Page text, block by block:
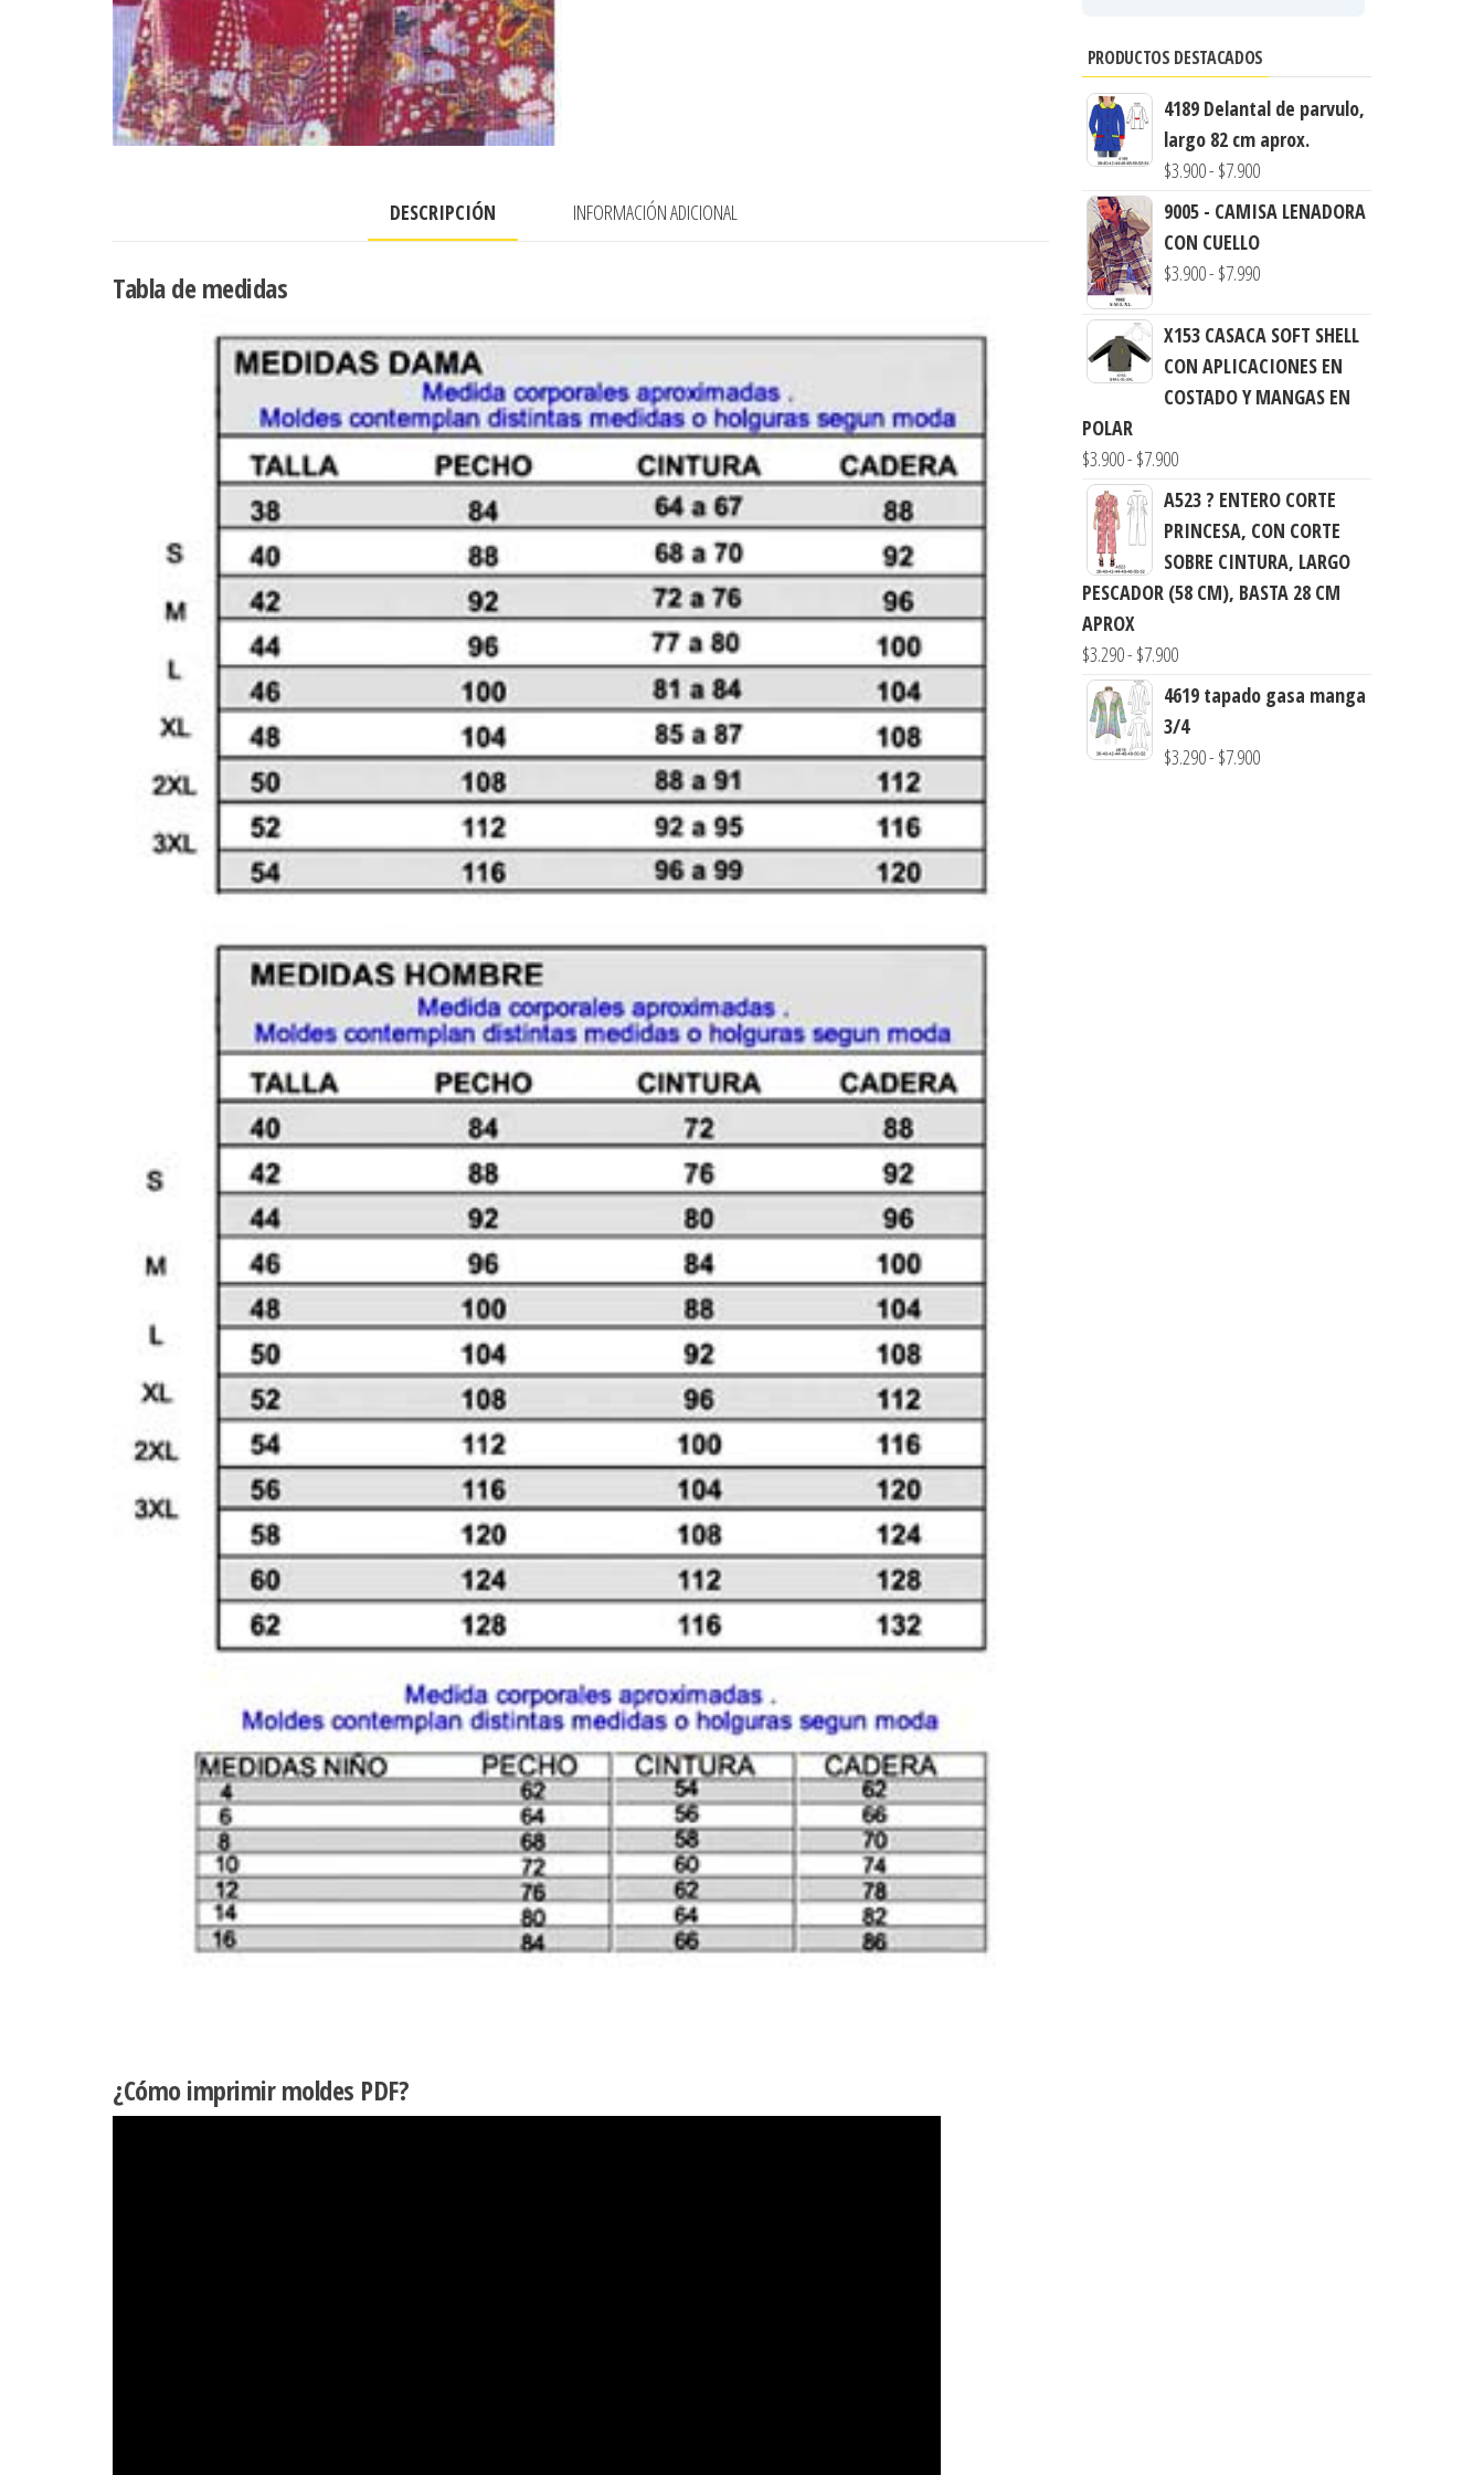
DESCRIPCIÓN INFORMACIÓN ADICIONAL
Tabla de medidas
¿Cómo imprimir moldes PDF?
PRODUCTOS DESTACADOS
4189 Delantal de parvulo,
largo 82 cm aprox.
$3.900- $7.900Rango
de
precios:
desde
hasta
$7.900
9005 - CAMISA LENADORA
CON CUELLO
$3.900- $7.990Rango
precios:
desde
$3.900
X153 CASACA SOFT SHELL
CON APLICACIONES EN
COSTADO Y MANGAS EN
POLAR
$3.900- $7.900Rango
de
precios:
desde
$3.900
$7.900
A523 ? ENTERO CORTE
PRINCESA, CON CORTE
SOBRE CINTURA, LARGO
PESCADOR (58 CM), BASTA 28 CM
APROX
$3.290- $7.900Rango
de
precios:
desde
4619 tapado gasa manga
3/4
$3.290- $7.900Rango